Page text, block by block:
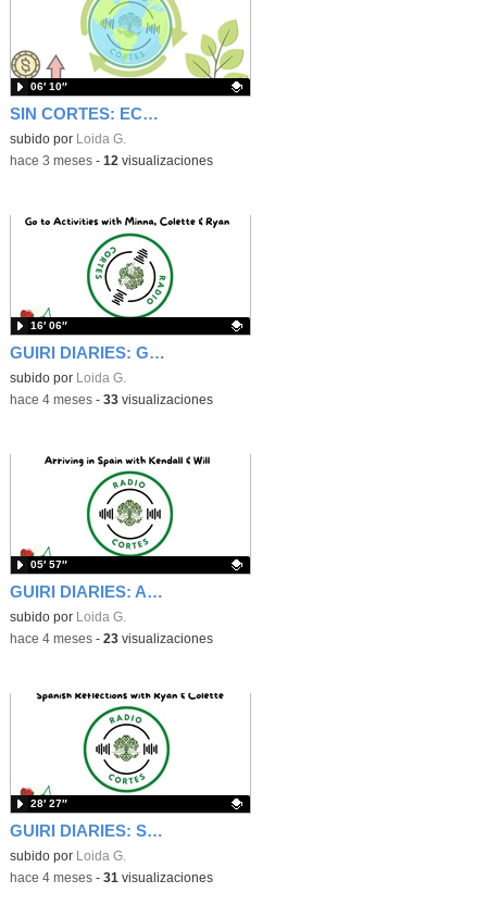
SIN CORTES: ECONOMÍA CIRCULAR
Contenido educativo.
subido por Loida G.
06′ 10″
-hace 3 meses- 12 visualizaciones
GUIRI DIARIES: Go to Activities with Minna, Colette & Ryan
Contenido educativo.
subido por Loida G.
16′ 06″
-hace 4 meses- 33visualizaciones
GUIRI DIARIES: Arriving in Spain with Kendall and Will
Contenido educativo.
subido por Loida G.
05′ 57″
-hace 4 meses- 23visualizaciones
GUIRI DIARIES: Spanish Reflections with Ryan & Colette
Contenido educativo.
subido por Loida G.
28′ 27″
-hace 4 meses- 31 visualizaciones